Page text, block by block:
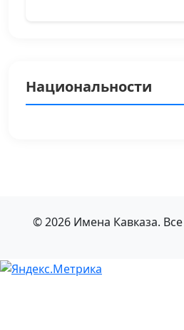
Национальности
© 2026 Имена Кавказа.